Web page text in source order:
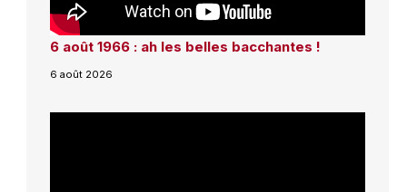
6 août 1966 : ah les belles bacchantes !
6 août 2026